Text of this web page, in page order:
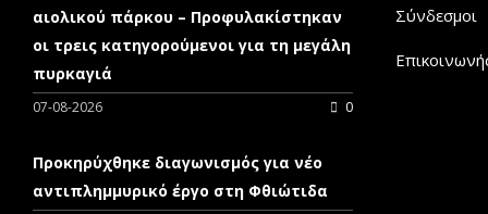
αιολικού πάρκου – Προφυλακίστηκαν
οι τρεις κατηγορούμενοι για τη μεγάλη
πυρκαγιά
07-08-2026 0
Προκηρύχθηκε διαγωνισμός για νέo
αντιπλημμυρικό έργο στη Φθιώτιδα
Σύνδεσμοι